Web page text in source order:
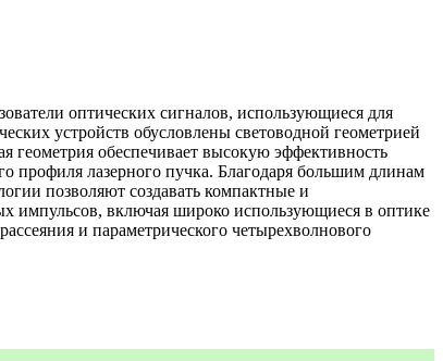
оптических сигналов, использующиеся для
устройств обусловлены световодной геометрией
геометрия обеспечивает высокую эффективность
профиля лазерного пучка. Благодаря большим длинам
позволяют создавать компактные и
импульсов, включая широко использующиеся в оптике
и параметрического четырехволнового